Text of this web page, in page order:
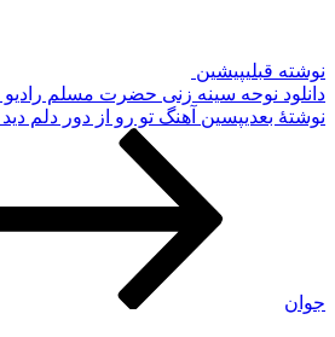
نوشته قبلیپیشین
دانلود نوحه سینه زنی حضرت مسلم
نوشته‌ٔ بعدیپسین آهنگ تو رو از دور دلم
جوان